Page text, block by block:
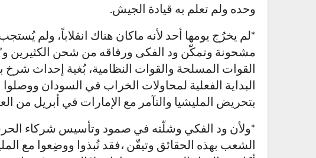
وحده ولم تعلم به قيادة الجيش.
*لم يخرُج يومها أحد لأنه ماكان هناك انقلاباً، ولم
مشحونة وتمكّن ود الفكى ورفاقه من شحن الكثيرين
القوات المسلحة والقوات النظامية، بُغية إحداث شرخ
البداية الفعلية لمحاولات الخراب في السودان
بتحريض المليشيا والتآمر مع الإمارات في أبريل من العام
*ولأن ود الفكي وشلّته في صمود وتأسيس شركاء
الشعب بهذه الحقائق وتيقّن ،فقد نُبذوا ووضِعوا مع